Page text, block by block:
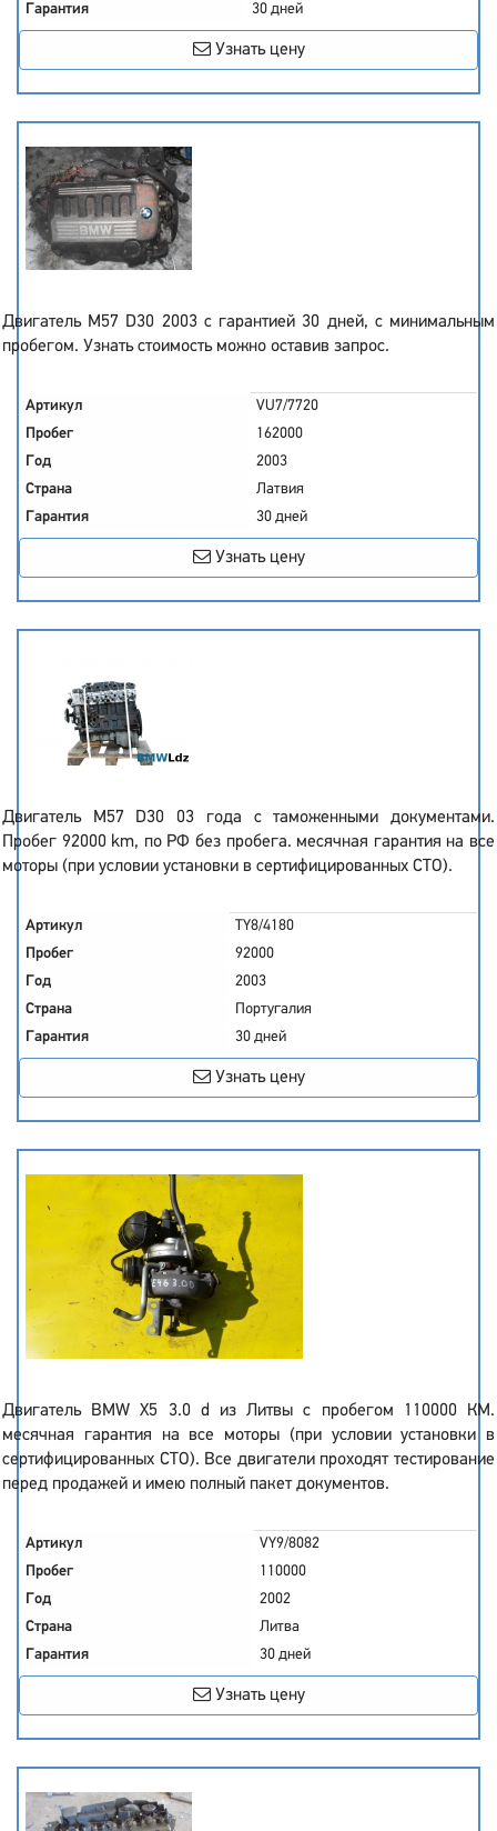
Гарантия
30 дней
Узнать цену
Двигатель M57 D30 2003 с гарантией 30 дней, с минимальным
пробегом. Узнать стоимость можно оставив запрос.
Артикул
VU7/7720
Пробег
162000
Год
2003
Страна
Латвия
Гарантия
30 дней
Узнать цену
Двигатель M57 D30 03 года с таможенными документами.
Пробег 92000 km, по РФ без пробега. месячная гарантия на все
моторы (при условии установки в сертифицированных СТО).
Артикул
TY8/4180
Пробег
92000
Год
2003
Страна
Португалия
Гарантия
30 дней
Узнать цену
Двигатель BMW X5 3.0 d из Литвы с пробегом 110000 КМ.
месячная гарантия на все моторы (при условии установки в
сертифицированных СТО). Все двигатели проходят тестирование
перед продажей и имею полный пакет документов.
Артикул
VY9/8082
Пробег
110000
Год
2002
Страна
Литва
Гарантия
30 дней
Узнать цену